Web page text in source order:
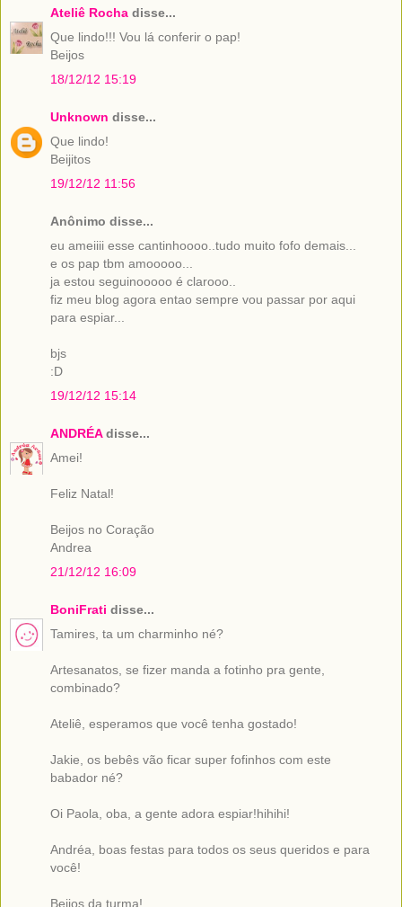
Ateliê Rocha disse...
Que lindo!!! Vou lá conferir o pap!
Beijos
18/12/12 15:19
Unknown disse...
Que lindo!
Beijitos
19/12/12 11:56
Anônimo disse...
eu ameiiii esse cantinhoooo..tudo muito fofo demais...
e os pap tbm amooooo...
ja estou seguinooooo é clarooo..
fiz meu blog agora entao sempre vou passar por aqui
para espiar...
bjs
:D
19/12/12 15:14
ANDRÉAdisse...
Amei!
Feliz Natal!
Beijos no Coração
Andrea
21/12/12 16:09
BoniFrati disse...
Tamires, ta um charminho né?
Artesanatos, se fizer manda a fotinho pra gente,
combinado?
Ateliê, esperamos que você tenha gostado!
Jakie, os bebês vão ficar super fofinhos com este
babador né?
Oi Paola, oba, a gente adora espiar!hihihi!
Andréa, boas festas para todos os seus queridos e para
você!
Beijos da turma!